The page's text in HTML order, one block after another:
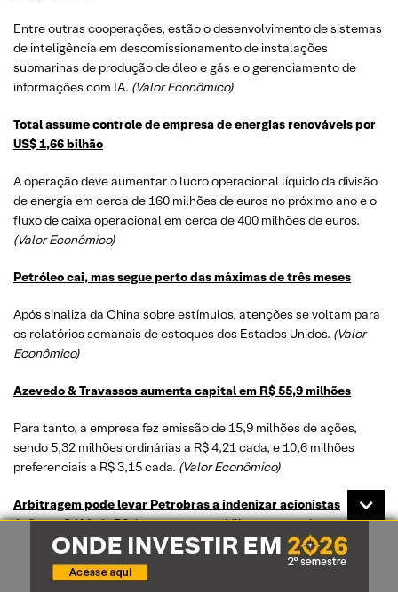
Entre outras cooperações, estão o desenvolvimento de sistemas
de inteligência em descomissionamento de instalações
submarinas de produção de óleo e gás e o gerenciamento de
informações com IA. (Valor Econômico)
Total assume controle de empresa de energias renováveis por
US$ 1,66 bilhão
A operação deve aumentar o lucro operacional líquido da divisão
de energia em cerca de 160 milhões de euros no próximo ano e o
fluxo de caixa operacional em cerca de 400 milhões de euros.
(Valor Econômico)
Petróleo cai, mas segue perto das máximas de três meses
Após sinaliza da China sobre estímulos, atenções se voltam para
os relatórios semanais de estoques dos Estados Unidos. (Valor
Econômico)
Azevedo & Travassos aumenta capital em R$ 55,9 milhões
Para tanto, a empresa fez emissão de 15,9 milhões de ações,
sendo 5,32 milhões ordinárias a R$ 4,21 cada, e 10,6 milhões
preferenciais a R$ 3,15 cada. (Valor Econômico)
Arbitragem pode levar Petrobras a indenizar acionistas
Ação na CAM, da B3, busca responsabilizar a estatal por
supostos danos causados por informações incompletas e falsas
prestadas entre 2010 e 2015.